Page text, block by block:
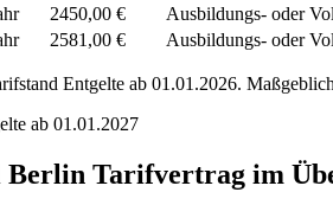
2450,00 €
Ausbildungs- oder
2581,00 € Ausbildungs- oder
Entgelte ab 01.01.2026.
ab 01.01.2027
Berlin Tarifvertrag im